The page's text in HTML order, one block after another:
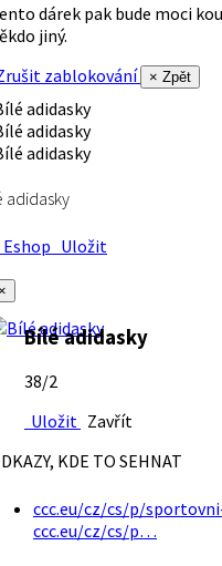
dárek pak bude moci
jiný.
zablokování
× Zpět
adidasky
Uložit
Bílé adidasky
38/2
Uložit Zavřít
KDE TO SEHNAT
ccc.eu/cz/cs/p/
ccc.eu/cz/cs/p…